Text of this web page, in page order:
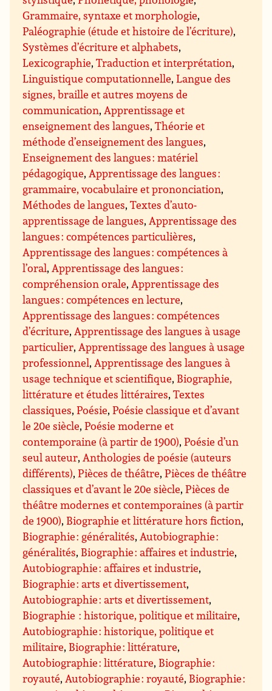
Grammaire, syntaxe et morphologie,
Paléographie (étude et histoire de l’écriture),
Systèmes d’écriture et alphabets,
Lexicographie,Traduction et interprétation,
Linguistique computationnelle,Langue des
signes, braille et autres moyens de
communication,Apprentissage et
enseignement des langues,Théorie et
méthode d’enseignement des langues,
Enseignement des langues : matériel
pédagogique,Apprentissage des langues :
grammaire, vocabulaire et prononciation,
Méthodes de langues,Textes d’auto-
apprentissage de langues,Apprentissage des
langues : compétences particulières,
Apprentissage des langues : compétences à
l’oral,Apprentissage des langues :
compréhension orale,Apprentissage des
langues : compétences en lecture,
Apprentissage des langues : compétences
d’écriture,Apprentissage des langues à usage
particulier,Apprentissage des langues à usage
professionnel,Apprentissage des langues à
usage technique et scientifique, Biographie,
littérature et études littéraires,Textes
classiques,Poésie,Poésie classique et d’avant
le 20e siècle,Poésie moderne et
contemporaine (à partir de 1900),Poésie d’un
seul auteur,Anthologies de poésie (auteurs
différents),Pièces de théâtre,Pièces de théâtre
classiques et d’avant le 20e siècle,Pièces de
théâtre modernes et contemporaines (à partir
de 1900), Biographie et littérature hors fiction,
Biographie : généralités,Autobiographie :
généralités, Biographie : affaires et industrie,
Autobiographie : affaires et industrie,
Biographie : arts et divertissement,
Autobiographie : arts et divertissement,
Biographie : historique, politique et militaire,
Autobiographie : historique, politique et
militaire, Biographie : littérature,
Autobiographie : littérature, Biographie :
royauté,Autobiographie : royauté, Biographie :